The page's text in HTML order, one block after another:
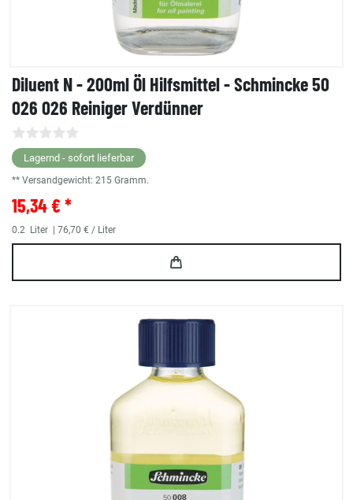
Diluent N - 200ml Öl Hilfsmittel - Schmincke 50
026 026 Reiniger Verdünner
Lagernd - sofort lieferbar
** Versandgewicht: 215 Gramm.
15,34 € *
0.2 Liter | 76,70 € / Liter